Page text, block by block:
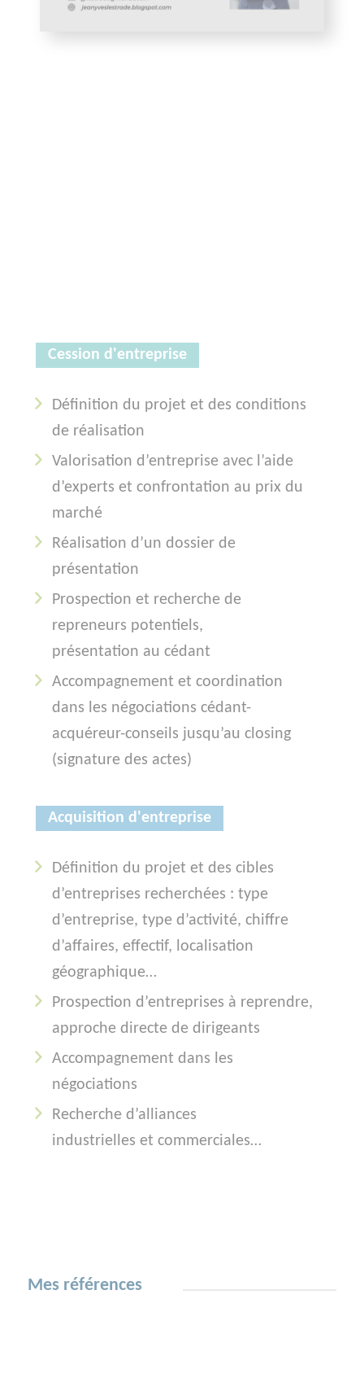
Cession d'entreprise
Définition du projet et des conditions
de réalisation
Valorisation d’entreprise avec l’aide
d’experts et confrontation au prix du
marché
Réalisation d’un dossier de
présentation
Prospection et recherche de
repreneurs potentiels,
présentation au cédant
Accompagnement et coordination
dans les négociations cédant-
acquéreur-conseils jusqu’au closing
(signature des actes)
Acquisition d'entreprise
Définition du projet et des cibles
d’entreprises recherchées : type
d’entreprise, type d’activité, chiffre
d’affaires, effectif, localisation
géographique…
Prospection d’entreprises à reprendre,
approche directe de dirigeants
Accompagnement dans les
négociations
Recherche d’alliances
industrielles et commerciales…
Mes références